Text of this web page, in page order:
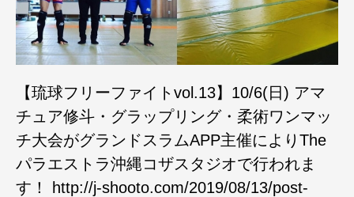
【琉球フリーファイトvol.13】10/6(日) アマ
チュア修斗・グラップリング・柔術ワンマッ
チ大会がグランドスラムAPP主催によりThe
パラエストラ沖縄コザスタジオで行われま
す！ http://j-shooto.com/2019/08/13/post-